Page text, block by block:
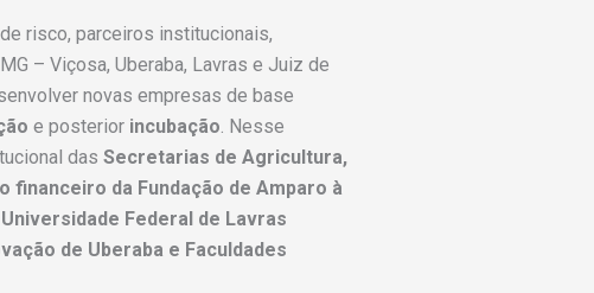
risco, parceiros institucionais,
– Viçosa, Uberaba, Lavras e Juiz de
novas empresas de base
e posterior incubação. Nesse
das Secretarias de Agricultura,
financeiro da Fundação de Amparo à
Federal de Lavras
de Uberaba e Faculdades